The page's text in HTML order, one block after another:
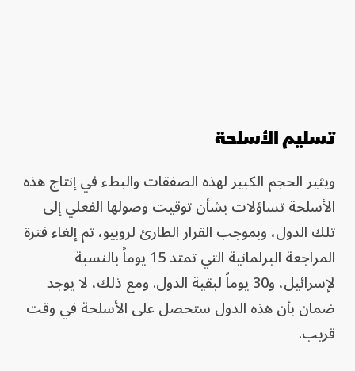
تسليم الأسلحة
ويثير الحجم الكبير لهذه الصفقات والبطء في إنتاج هذه
الأسلحة تساؤلات بشأن توقيت وصولها الفعلي إلى
تلك الدول، وبموجب القرار الطارئ لروبيو، تم إلغاء فترة
المراجعة البرلمانية التي تمتد 15 يوماً بالنسبة
لإسرائيل، و30 يوماً لبقية الدول. ومع ذلك، لا يوجد
ضمان بأن هذه الدول ستحصل على الأسلحة في وقت
قريب.